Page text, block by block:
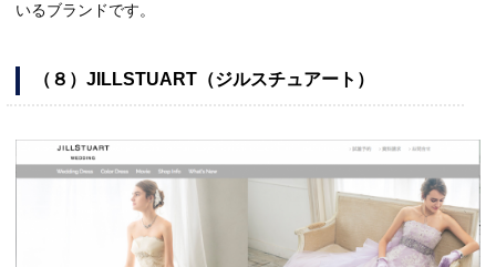
いるブランドです。
（８）JILLSTUART（ジルスチュアート）